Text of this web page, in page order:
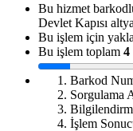
Bu hizmet
Devlet Kapısı
Bu işlem için
Bu işlem toplam 4
Barkod
Sorgulama
İşlem